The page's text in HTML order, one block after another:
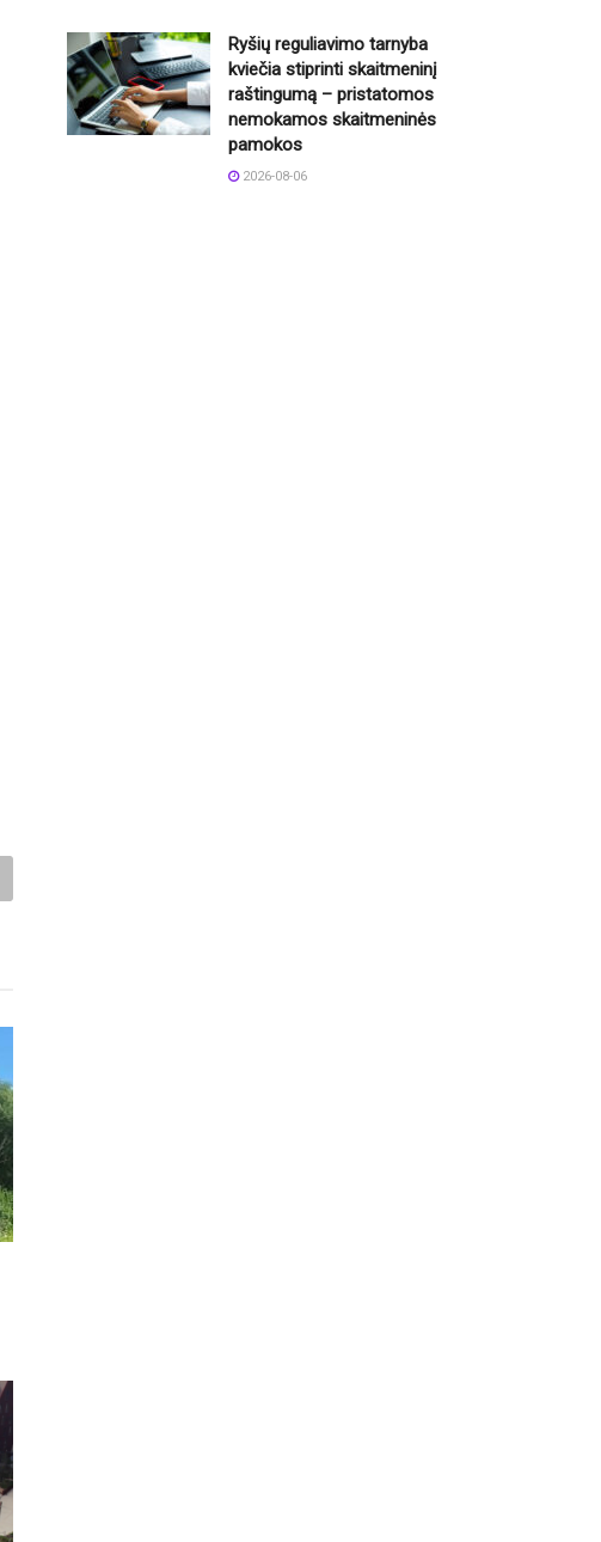
Ryšių reguliavimo tarnyba
kviečia stiprinti skaitmeninį
raštingumą – pristatomos
nemokamos skaitmeninės
pamokos
2026-08-06